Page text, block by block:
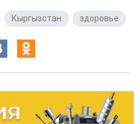
Кыргызстан здоровье